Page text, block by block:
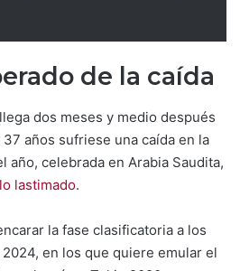
de la caída
dos meses y medio después
años sufriese una caída en la
año, celebrada en Arabia Saudita,
lastimado.
la fase clasificatoria a los
en los que quiere emular el